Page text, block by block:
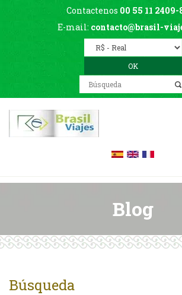
Contactenos 00 55 11 2409-
E-mail: contacto@brasil-
Blog
Búsqueda